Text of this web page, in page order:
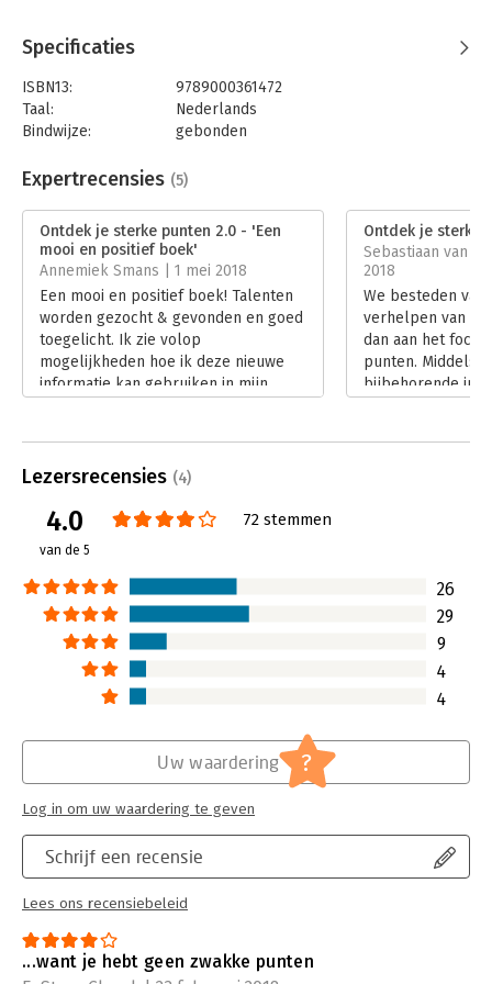
Specificaties
ISBN13:
9789000361472
Taal:
Nederlands
Bindwijze:
gebonden
Uitgever:
Unieboek | Het Spectrum
Verschijningsdatum:
Hoofdrubriek: Persoonlijke effectiviteit
Expertrecensies (5)
Ontdek je sterke punten 2.0 - 'Een
mooi en positief boek'
Annemiek Smans | 1 mei 2018
Een mooi en positief boek! Talenten
worden gezocht & gevonden en goed
toegelicht. Ik zie volop
mogelijkheden hoe ik deze nieuwe
informatie kan gebruiken in mijn
Ontdek je sterke
Sebastiaan van
2018
We besteden
verhelpen van
dan aan het
punten. Middels
bijbehorende
Lezersrecensies (4)
4.0
van de 5
72 stemmen
26
29
9
4
4
Schrijf een recensie
Lees ons recensiebeleid
Uw waardering ?
Log in om uw waardering te geven
...want je hebt geen zwakke punten